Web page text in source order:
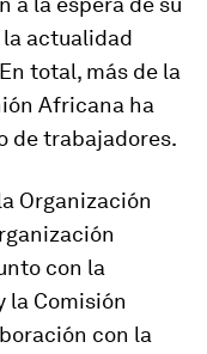
actualidad
total, más de la
Africana ha
de trabajadores.
Organización
con la
la Comisión
con la